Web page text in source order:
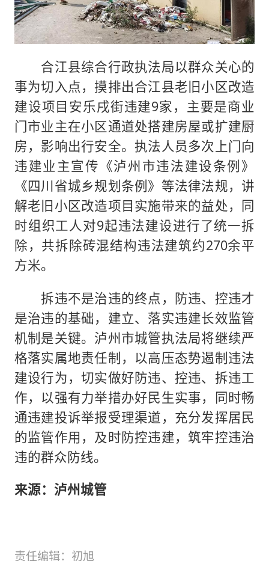
合江县综合行政执法局以群众关心的
事为切入点，摸排出合江县老旧小区改造
建设项目安乐戌街违建9家，主要是商业
门市业主在小区通道处搭建房屋或扩建厨
房，影响出行安全。执法人员多次上门向
违建业主宣传《泸州市违法建设条例》
《四川省城乡规划条例》等法律法规，讲
解老旧小区改造项目实施带来的益处，同
时组织工人对9起违法建设进行了统一拆
除，共拆除砖混结构违法建筑约270余平
方米。
拆违不是治违的终点，防违、控违才
是治违的基础，建立、落实违建长效监管
机制是关键。泸州市城管执法局将继续严
格落实属地责任制，以高压态势遏制违法
建设行为，切实做好防违、控违、拆违工
作，以强有力举措办好民生实事，同时畅
通违建投诉举报受理渠道，充分发挥居民
的监管作用，及时防控违建，筑牢控违治
违的群众防线。
来源：泸州城管
责任编辑：初旭